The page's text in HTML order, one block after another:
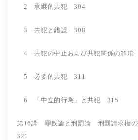
2 承継的共犯 304
3 共犯と錯誤 308
4 共犯の中止および共犯関係の解
5 必要的共犯 311
6 「中立的行為」と共犯 315
第16講 罪数論と刑罰論 刑罰請求権
321